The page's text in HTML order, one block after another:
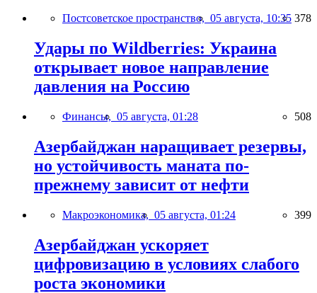
Постсоветское пространство, 05 августа, 10:35 378
Удары по Wildberries: Украина
открывает новое направление
давления на Россию
Финансы, 05 августа, 01:28 508
Азербайджан наращивает резервы,
но устойчивость маната по-
прежнему зависит от нефти
Макроэкономика, 05 августа, 01:24 399
Азербайджан ускоряет
цифровизацию в условиях слабого
роста экономики